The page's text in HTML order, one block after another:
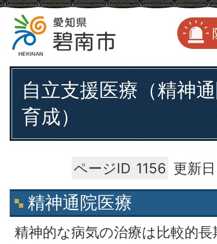
自立支援医療（精神
育成）
ページID 1156 更新
精神通院医療
精神的な病気の治療は比較的